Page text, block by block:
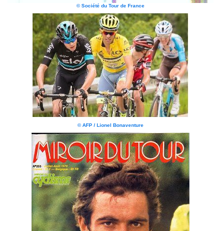
© Société du Tour de France
© AFP / Lionel Bonaventure